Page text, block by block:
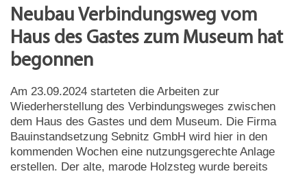
Neubau Verbindungsweg vom
Haus des Gastes zum Museum hat
begonnen
Am 23.09.2024 starteten die Arbeiten zur
Wiederherstellung des Verbindungsweges zwischen
dem Haus des Gastes und dem Museum. Die Firma
Bauinstandsetzung Sebnitz GmbH wird hier in den
kommenden Wochen eine nutzungsgerechte Anlage
erstellen. Der alte, marode Holzsteg wurde bereits